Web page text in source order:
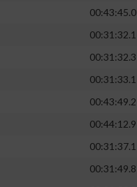
00:43:45.0
00:31:32.1
00:31:32.3
00:31:33.1
00:43:49.2
00:44:12.9
00:31:37.1
00:31:49.8